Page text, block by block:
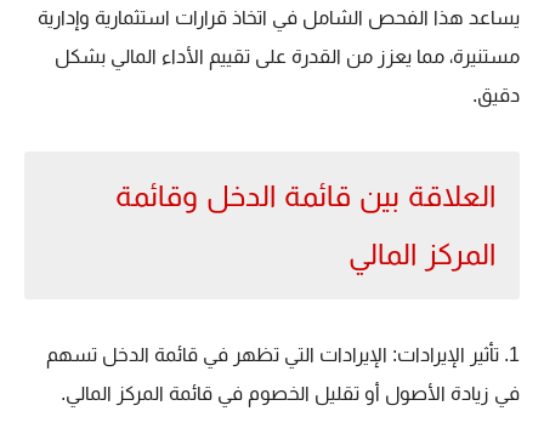
يساعد هذا الفحص الشامل في اتخاذ قرارات استثمارية وإدارية
مستنيرة، مما يعزز من القدرة على تقييم الأداء المالي بشكل
دقيق.
العلاقة بين قائمة الدخل وقائمة
المركز المالي
1. تأثير الإيرادات: الإيرادات التي تظهر في قائمة الدخل تسهم
في زيادة الأصول أو تقليل الخصوم في قائمة المركز المالي.